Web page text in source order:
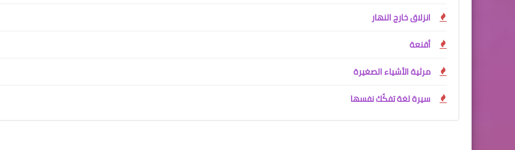
انزلاق خارج النهار
أقنعة
مرثية الأشياء الصغيرة
سيرة لغة تفكّك نفسها